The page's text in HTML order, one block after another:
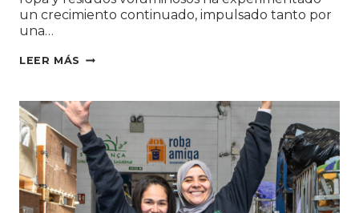
un crecimiento continuado, impulsado tanto por
una…
LEER MÁS MÁS
REUTILIZACIÓN:
ASÍ
RESPONDE
SOLIDANÇA
AL
CRECIMIENTO
DE